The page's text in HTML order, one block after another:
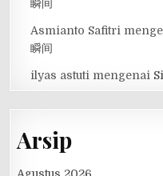
瞬间
Asmianto Safitri
瞬间
ilyas astuti mengenai
Arsip